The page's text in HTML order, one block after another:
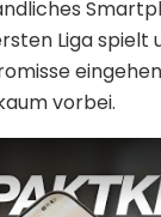
Liga spielt
vorbei.